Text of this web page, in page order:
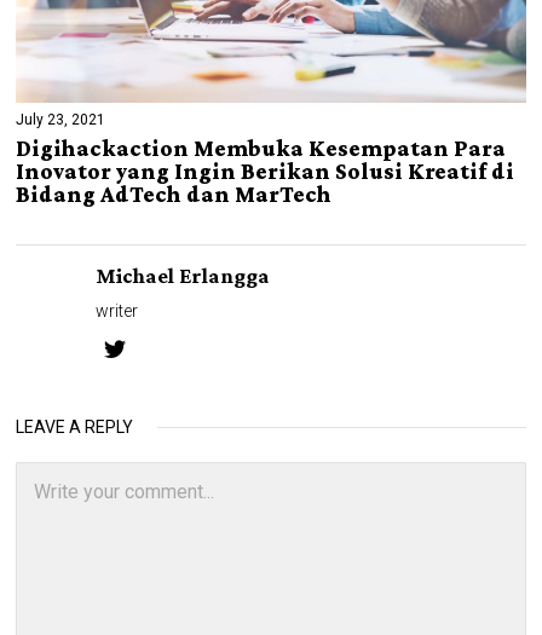
July 23, 2021
Digihackaction Membuka Kesempatan Para
Inovator yang Ingin Berikan Solusi Kreatif di
Bidang AdTech dan MarTech
Michael Erlangga
writer
LEAVE A REPLY